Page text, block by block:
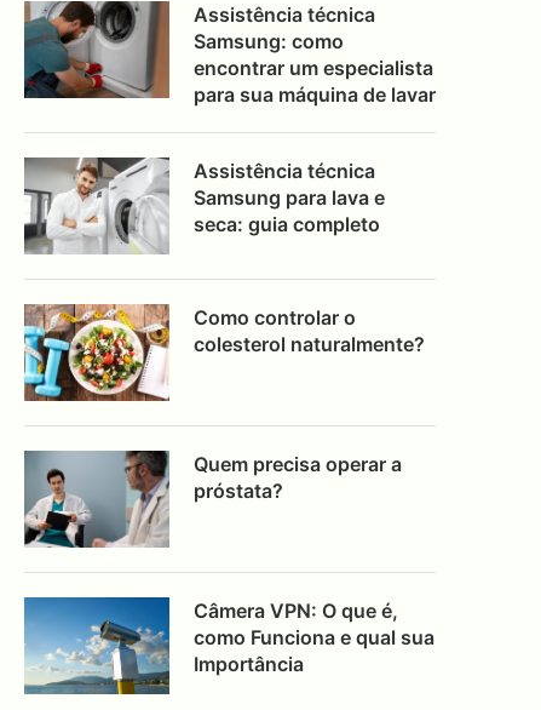
Assistência técnica
Samsung: como
encontrar um especialista
para sua máquina de lavar
Assistência técnica
Samsung para lava e
seca: guia completo
Como controlar o
colesterol naturalmente?
Quem precisa operar a
próstata?
Câmera VPN: O que é,
como Funciona e qual sua
Importância